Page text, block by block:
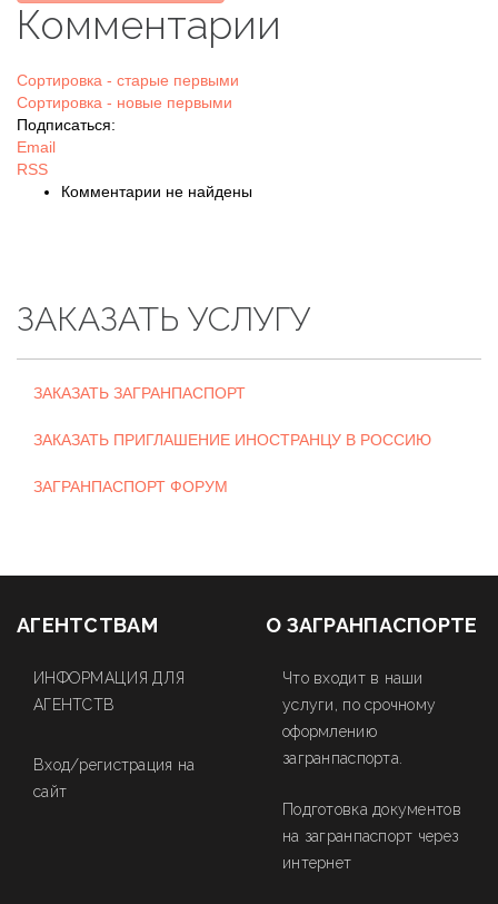
Комментарии
Сортировка - старые первыми
Сортировка - новые первыми
Подписаться:
Email
RSS
Комментарии не найдены
ЗАКАЗАТЬ УСЛУГУ
ЗАКАЗАТЬ ЗАГРАНПАСПОРТ
ЗАКАЗАТЬ ПРИГЛАШЕНИЕ ИНОСТРАНЦУ В РОССИЮ
ЗАГРАНПАСПОРТ ФОРУМ
АГЕНТСТВАМ
ИНФОРМАЦИЯ ДЛЯ
АГЕНТСТВ
Вход/регистрация на
сайт
О ЗАГРАНПАСПОРТЕ
Что входит в наши
услуги, по срочному
оформлению
загранпаспорта.
Подготовка документов
на загранпаспорт через
интернет